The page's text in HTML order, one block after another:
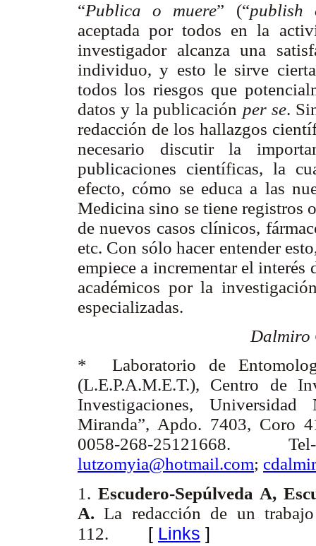
“Publica o muere” (“publish
aceptada por todos en la
investigador alcanza una
individuo, y esto le sirve
todos los riesgos que
datos y la publicación per se.
redacción de los hallazgos
necesario discutir la
publicaciones científicas, la
efecto, cómo se educa a las
Medicina sino se tiene registros
de nuevos casos clínicos,
etc. Con sólo hacer entender
empiece a incrementar el interés
académicos por la
especializadas.
Dalmiro
* Laboratorio de
(L.E.P.A.M.E.T.), Centro de
Investigaciones,
Miranda”, Apdo. 7403, Coro
0058-268-25121668.
lutzomyia@hotmail.com;
1. Escudero-Sepúlveda A,
A. La redacción de un
112. [ Links ]